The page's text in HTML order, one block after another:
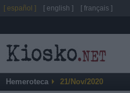
Hemeroteca 21/Nov/2020
[ español ] [ english ] [ français ]